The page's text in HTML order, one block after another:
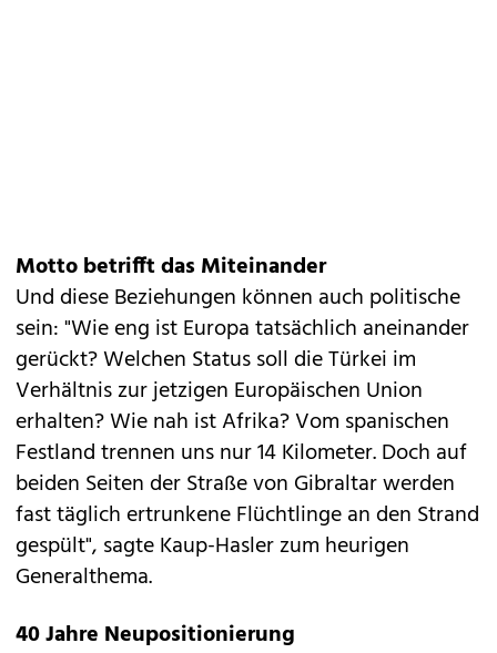
Motto betrifft das Miteinander
Und diese Beziehungen können auch politische
sein: "Wie eng ist Europa tatsächlich aneinander
gerückt? Welchen Status soll die Türkei im
Verhältnis zur jetzigen Europäischen Union
erhalten? Wie nah ist Afrika? Vom spanischen
Festland trennen uns nur 14 Kilometer. Doch auf
beiden Seiten der Straße von Gibraltar werden
fast täglich ertrunkene Flüchtlinge an den Strand
gespült", sagte Kaup-Hasler zum heurigen
Generalthema.
40 Jahre Neupositionierung